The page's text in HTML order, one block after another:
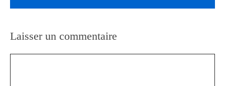
Laisser un commentaire